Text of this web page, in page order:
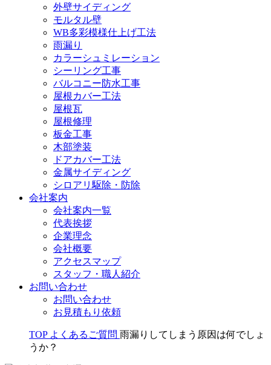
外壁サイディング
モルタル壁
WB多彩模様仕上げ工法
雨漏り
カラーシュミレーション
シーリング工事
バルコニー防水工事
屋根カバー工法
屋根瓦
屋根修理
板金工事
木部塗装
ドアカバー工法
金属サイディング
シロアリ駆除・防除
会社案内
会社案内一覧
代表挨拶
企業理念
会社概要
アクセスマップ
スタッフ・職人紹介
お問い合わせ
お問い合わせ
お見積もり依頼
TOP よくあるご質問 雨漏りしてしまう原因は何でしょ
うか？